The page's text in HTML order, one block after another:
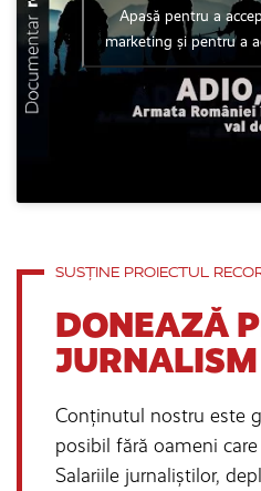
Apasă pentru a
marketing și pentru a
SUSȚINE PROIECTUL
DONEAZĂ
JURNALISM
Conținutul nostru este
posibil fără oameni
Salariile jurnaliștilor,